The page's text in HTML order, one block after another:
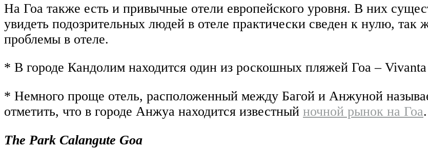
На Гоа также есть и привычные отели европейского уровня. В них
увидеть подозрительных людей в отеле практически сведен к нулю,
проблемы в отеле.
* В городе Кандолим находится один из роскошных пляжей Гоа –
* Немного проще отель, расположенный между Багой и Анжуной
отметить, что в городе Анжуа находится известный ночной рынок на Гоа.
The Park Calangute Goa